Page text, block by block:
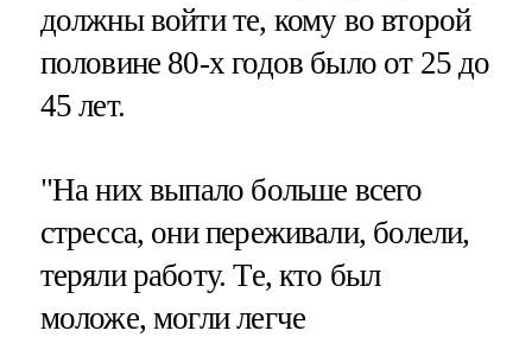
должны войти те, кому во второй
половине 80-х годов было от 25 до
45 лет.
"На них выпало больше всего
стресса, они переживали, болели,
теряли работу. Те, кто был
моложе, могли легче